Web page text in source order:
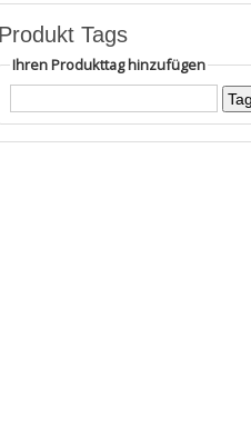
Produkt Tags
Ihren Produkttag hinzufügen